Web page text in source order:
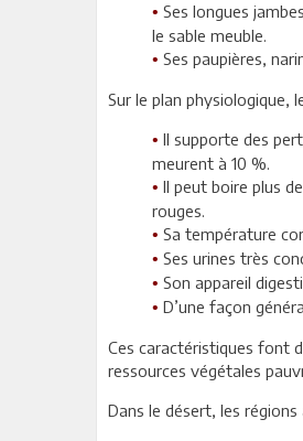
• Ses longues
le sable meuble.
• Ses paupières,
Sur le plan physiologique,
• Il supporte des
meurent à 10 %.
• Il peut boire plus
rouges.
• Sa température
• Ses urines très
• Son appareil
• D’une façon
Ces caractéristiques font
ressources végétales
Dans le désert, les